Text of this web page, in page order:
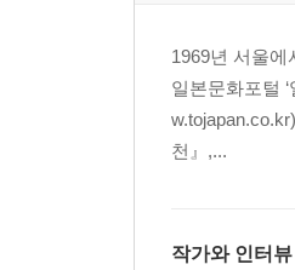
1969년 서울
일본문화포털
천』,...
작가와 인터뷰